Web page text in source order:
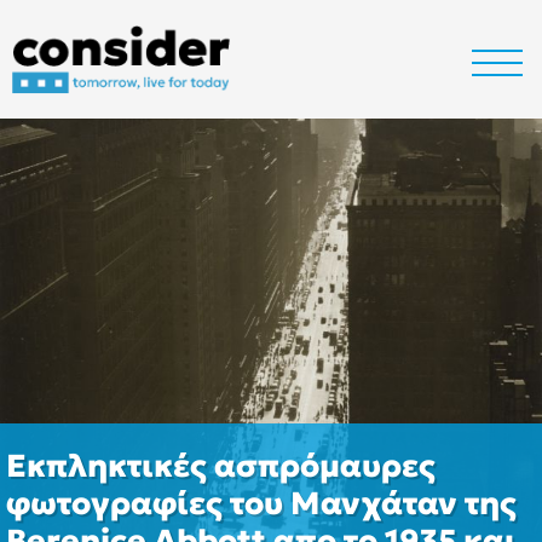
Εκπληκτικές ασπρόμαυρες
φωτογραφίες του Μανχάταν της